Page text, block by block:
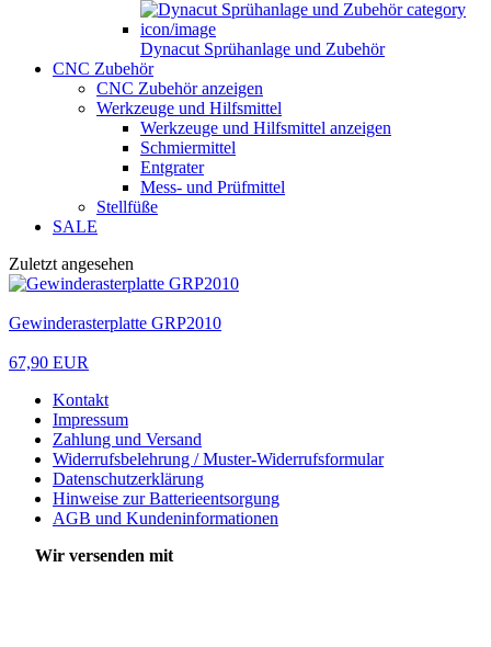
Dynacut Sprühanlage und Zubehör
CNC Zubehör
CNC Zubehör anzeigen
Werkzeuge und Hilfsmittel
Werkzeuge und Hilfsmittel anzeigen
Schmiermittel
Entgrater
Mess- und Prüfmittel
Stellfüße
SALE
Zuletzt angesehen
Gewinderasterplatte GRP2010
67,90 EUR
Kontakt
Impressum
Zahlung und Versand
Widerrufsbelehrung / Muster-Widerrufsformular
Datenschutzerklärung
Hinweise zur Batterieentsorgung
AGB und Kundeninformationen
Wir versenden mit